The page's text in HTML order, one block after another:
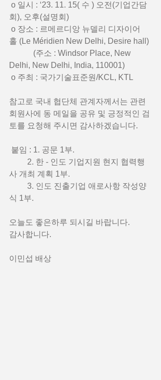
회), 오후(설명회)
홀 (Le Méridien New Delhi, Desire hall)
Delhi, New Delhi, India, 110001)
o 주최 : 국가기술표준원/KCL, KTL
참고로 국내 협단체 관계자께서는 관련
회원사에 동 메일을 공유 및 긍정적인 검
토를 요청해 주시면 감사하겠습니다.
붙임 : 1. 공문 1부.
사 개최 계획 1부.
식 1부.
오늘도 좋은하루 되시길 바랍니다.
감사합니다.
이민섭 배상